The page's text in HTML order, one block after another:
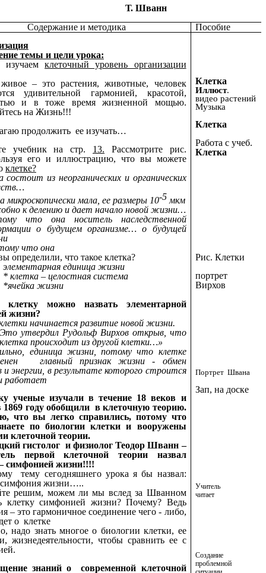
Т. Шванн
Содержание и методика
Пособие
темы и цели урока:
клеточный уровень организации
– это растения, животные, человек
удивительной гармонией, красотой,
и в тоже время жизненной мощью.
на Жизнь!!!
продолжить ее изучать…
учебник на стр. 13. Рассмотрите рис.
его и иллюстрацию, что вы можете
клетке?
состоит из неорганических и органических
микроскопически мала, ее размеры 10-5 мкм
к делению и дает начало новой жизни…
что она носитель наследственной
о будущем организме… о будущей
что она
определили, что такое клетка?
элементарная единица жизни
* клетка – целостная система
*ячейка жизни
клетку можно назвать элементарной
жизни?
начинается развитие новой жизни.
утвердил Рудольф Вирхов открыв, что
происходит из другой клетки…»
единица жизни, потому что клетке
главный признак жизни - обмен
и энергии, в результате которого строится
работает
ученые изучали в течение 18 веков и
году обобщили в клеточную теорию.
что вы легко справились, потому что
по биологии клетки и вооружены
клеточной теории.
гистолог и физиолог Теодор Шванн –
первой клеточной теории назвал
симфонией жизни!!!!
тему сегодняшнего урока я бы назвал:
жизни…..
решим, можем ли мы вслед за Шванном
клетку симфонией жизни? Почему? Ведь
– это гармоничное соединение чего - либо,
о клетке
надо знать многое о биологии клетки, ее
жизнедеятельности, чтобы сравнить ее с
знаний о современной клеточной
Клетка
Иллюст.
видео растений
Музыка
Клетка
Работа с учеб.
Клетка
Рис. Клетки
портрет
Вирхов
Портрет Швана
Зап, на доске
Учитель
читает
Создание
проблемной